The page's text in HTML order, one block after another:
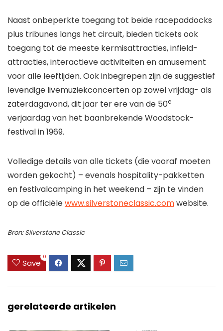
Naast onbeperkte toegang tot beide racepaddocks
plus tribunes langs het circuit, bieden tickets ook
toegang tot de meeste kermisattracties, infield-
attracties, interactieve activiteiten en amusement
voor alle leeftijden. Ook inbegrepen zijn de suggestief
levendige livemuziekconcerten op zowel vrijdag- als
zaterdagavond, dit jaar ter ere van de 50e
verjaardag van het baanbrekende Woodstock-
festival in 1969.
Volledige details van alle tickets (die vooraf moeten
worden gekocht) – evenals hospitality-pakketten
en festivalcamping in het weekend – zijn te vinden
op de officiëlewww.silverstoneclassic.comwebsite.
Bron: Silverstone Classic
Save
0
gerelateerde artikelen